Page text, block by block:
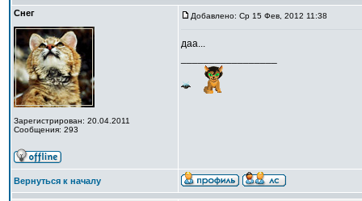
Снег
Зарегистрирован: 20.04.2011
Сообщения: 293
Добавлено: Ср 15 Фев, 2012 11:38
даа...
Вернуться к началу